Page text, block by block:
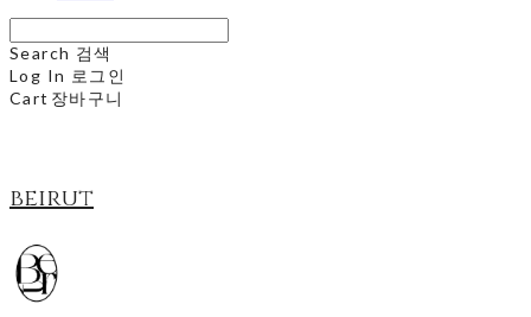
Search 검색
Log In 로그인
Cart 장바구니
beirut